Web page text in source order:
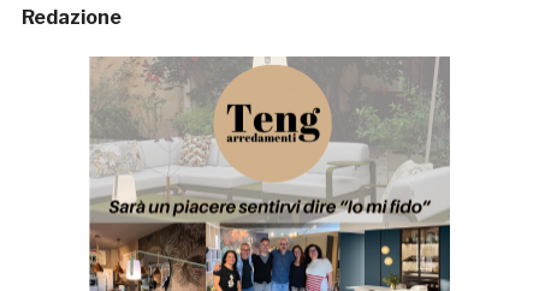
Redazione